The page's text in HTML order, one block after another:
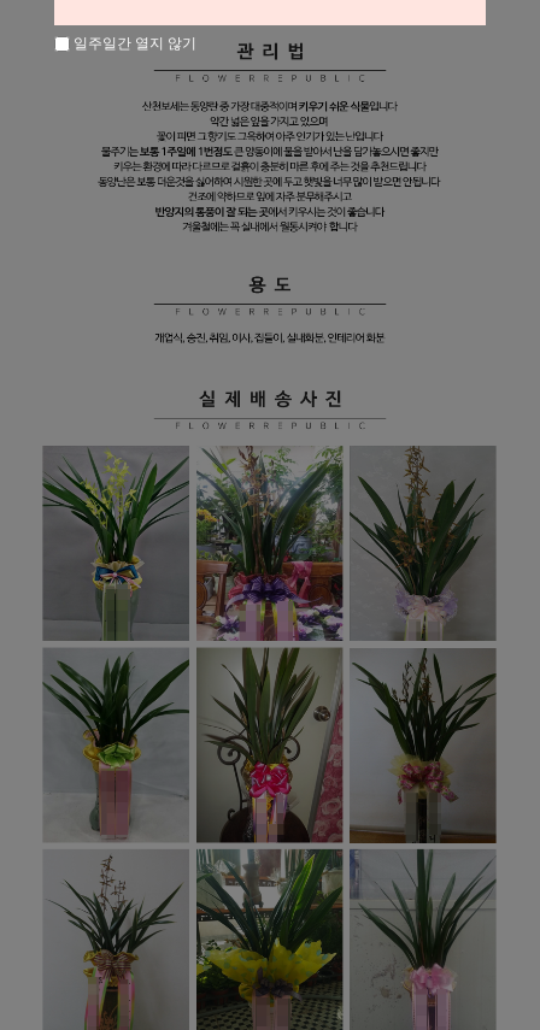
일주일간 열지 않기